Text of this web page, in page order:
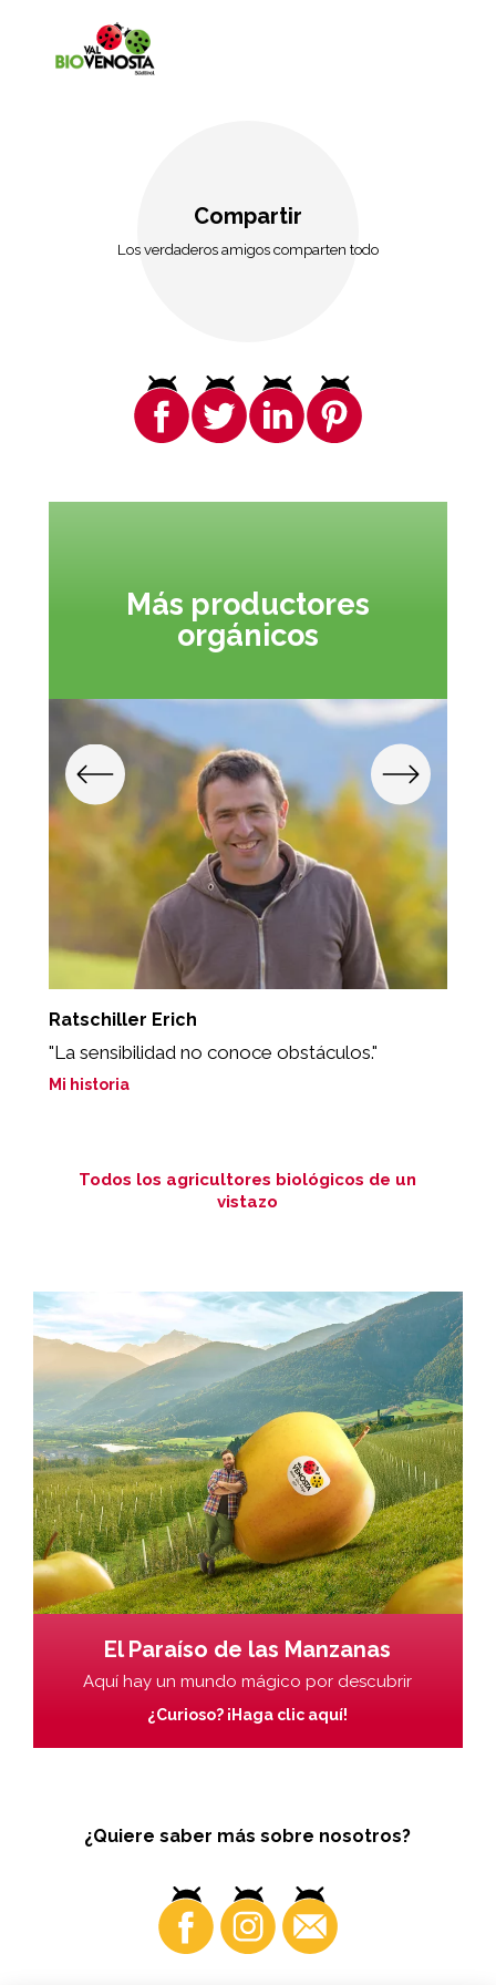
Compartir
Los verdaderos amigos comparten todo
Más productores
orgánicos
Ratschiller Erich
"La sensibilidad no conoce obstáculos."
Mi historia
Todos los agricultores biológicos de un
vistazo
El Paraíso de las Manzanas
Aquí hay un mundo mágico por descubrir
¿Curioso? ¡Haga clic aquí!
¿Quiere saber más sobre nosotros?